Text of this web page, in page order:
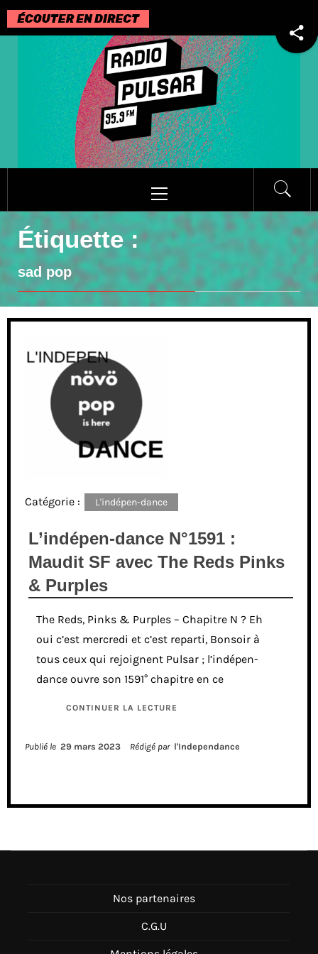
Passer
au
contenu
principal
Étiquette :
sad pop
Catégorie : L'indépen-dance
L’indépen-dance N°1591 :
Maudit SF avec The Reds Pinks
& Purples
The Reds, Pinks & Purples – Chapitre N ? Eh
oui c’est mercredi et c’est reparti, Bonsoir à
tous ceux qui rejoignent Pulsar ; l’indépen-
dance ouvre son 1591° chapitre en ce
CONTINUER LA LECTURE
Publié le 29 mars 2023 Rédigé par l'Independance
Nos partenaires
C.G.U